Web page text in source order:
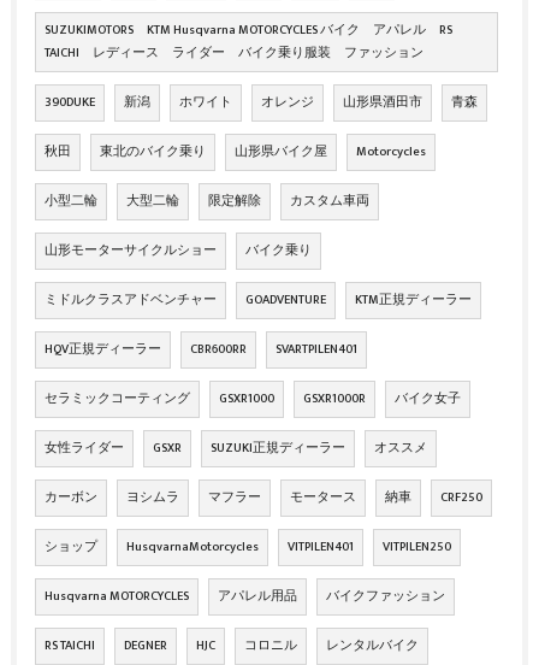
SUZUKIMOTORS KTM Husqvarna MOTORCYCLES バイク アパレル RS
TAICHI レディース ライダー バイク乗り服装 ファッション
390DUKE 新潟 ホワイト オレンジ 山形県酒田市 青森
秋田 東北のバイク乗り 山形県バイク屋 Motorcycles
小型二輪 大型二輪 限定解除 カスタム車両
山形モーターサイクルショー バイク乗り
ミドルクラスアドベンチャー GOADVENTURE KTM正規ディーラー
HQV正規ディーラー CBR600RR SVARTPILEN401
セラミックコーティング GSXR1000 GSXR1000R バイク女子
女性ライダー GSXR SUZUKI正規ディーラー オススメ
カーボン ヨシムラ マフラー モータース 納車 CRF250
ショップ HusqvarnaMotorcycles VITPILEN401 VITPILEN250
Husqvarna MOTORCYCLES アパレル用品 バイクファッション
RS TAICHI DEGNER HJC コロニル レンタルバイク